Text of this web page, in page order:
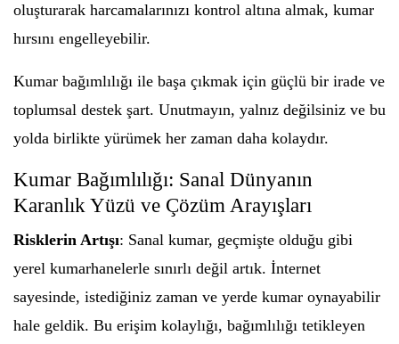
oluşturarak harcamalarınızı kontrol altına almak, kumar
hırsını engelleyebilir.
Kumar bağımlılığı ile başa çıkmak için güçlü bir irade ve
toplumsal destek şart. Unutmayın, yalnız değilsiniz ve bu
yolda birlikte yürümek her zaman daha kolaydır.
Kumar Bağımlılığı: Sanal Dünyanın
Karanlık Yüzü ve Çözüm Arayışları
Risklerin Artışı: Sanal kumar, geçmişte olduğu gibi
yerel kumarhanelerle sınırlı değil artık. İnternet
sayesinde, istediğiniz zaman ve yerde kumar oynayabilir
hale geldik. Bu erişim kolaylığı, bağımlılığı tetikleyen